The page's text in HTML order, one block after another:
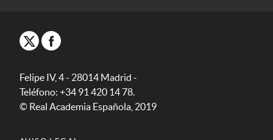
Felipe IV, 4 - 28014 Madrid -
Teléfono: +34 91 420 14 78.
© Real Academia Española, 2019